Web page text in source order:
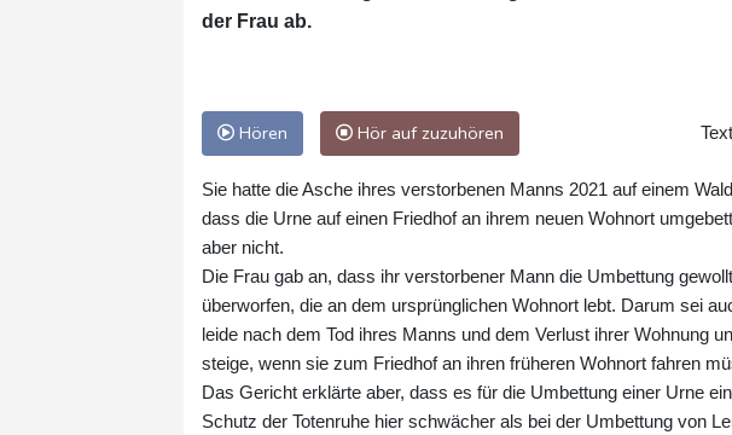
der Frau ab.
Hören Hör auf zuzuhören
Sie hatte die Asche ihres verstorbenen Manns 2021 auf einem
dass die Urne auf einen Friedhof an ihrem neuen Wohnort
aber nicht.
Die Frau gab an, dass ihr verstorbener Mann die Umbettung
überworfen, die an dem ursprünglichen Wohnort lebt. Darum sei
leide nach dem Tod ihres Manns und dem Verlust ihrer Wohnung
steige, wenn sie zum Friedhof an ihren früheren Wohnort fahren
Das Gericht erklärte aber, dass es für die Umbettung einer Urne
Schutz der Totenruhe hier schwächer als bei der Umbettung von